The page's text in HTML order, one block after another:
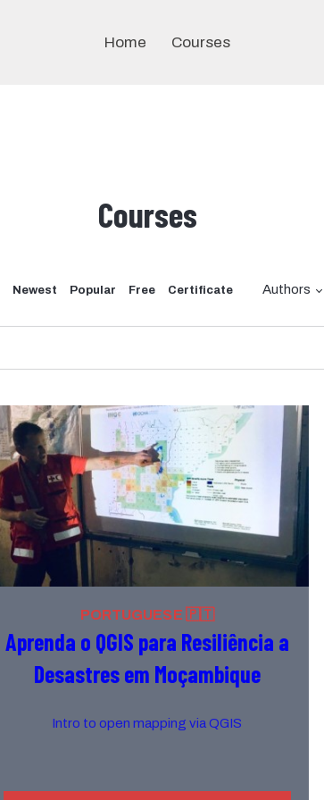
Home Courses
Courses
Newest Popular Free Certificate Authors
PORTUGUESE 🇵🇹
Aprenda o QGIS para Resiliência a
Desastres em Moçambique
Intro to open mapping via QGIS